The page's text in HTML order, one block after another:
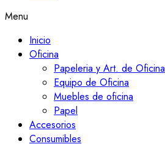
Menu
Inicio
Oficina
Papeleria y Art. de Oficina
Equipo de Oficina
Muebles de oficina
Papel
Accesorios
Consumibles